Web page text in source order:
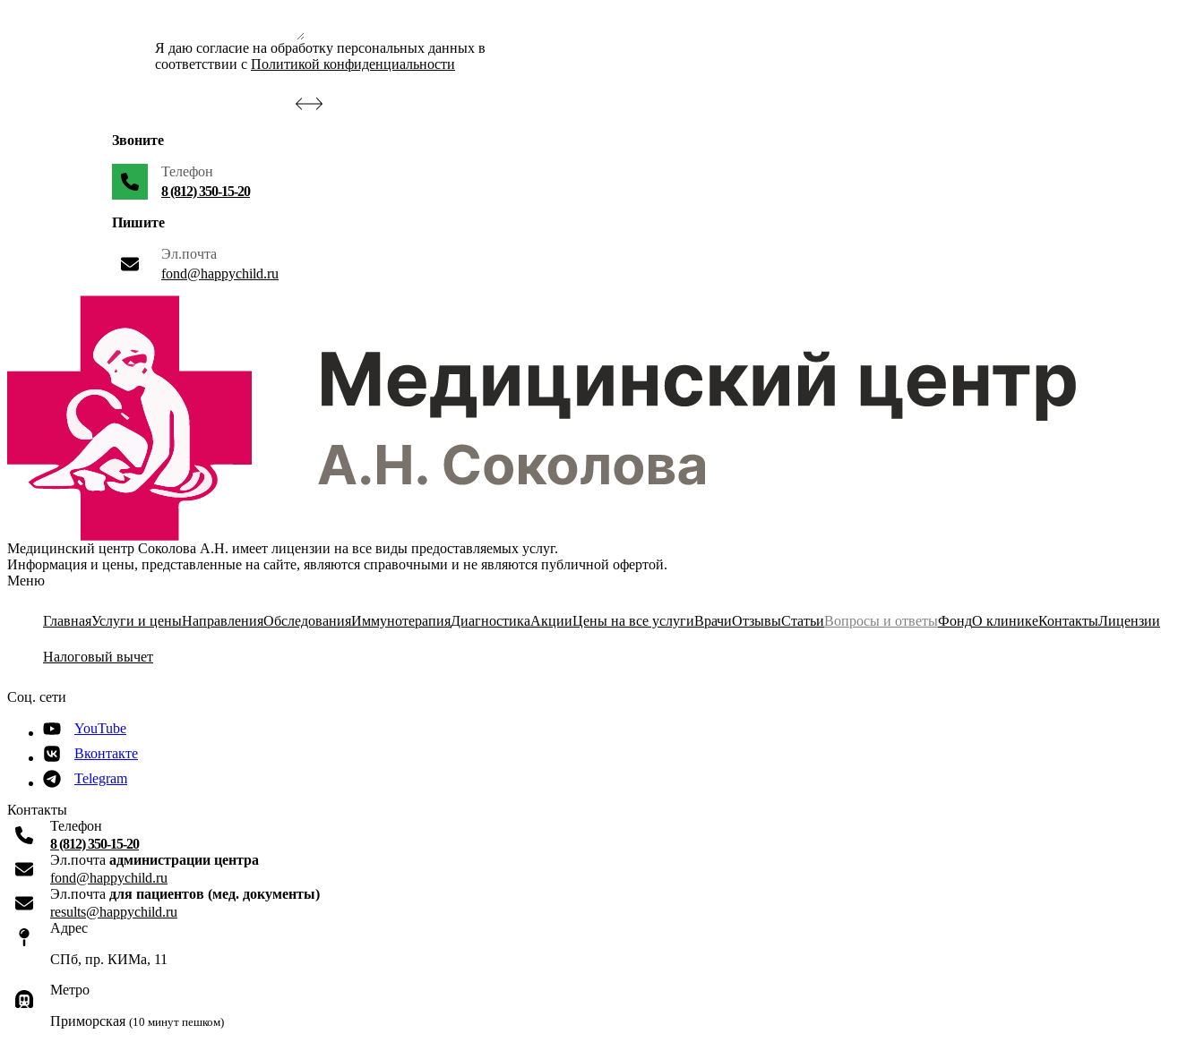
Я даю согласие на обработку персональных данных в
соответствии с Политикой конфиденциальности
Звоните
Телефон
8 (812) 350-15-20
Пишите
Эл.почта
fond@happychild.ru
Медицинский центр Соколова А.Н. имеет лицензии на все виды предоставляемых услуг.
Информация и цены, представленные на сайте, являются справочными и не являются публичной офертой.
Меню
ГлавнаяУслуги и ценыНаправленияОбследованияИммунотерапияДиагностикаАкцииЦены на все услугиВрачиОтзывыСтатьиВопросы и ответыФондО клиникеКонтактыЛицензии
Налоговый вычет
Соц. сети
YouTube
Вконтакте
Telegram
Контакты
Телефон
8 (812) 350-15-20
Эл.почта администрации центра
fond@happychild.ru
Эл.почта для пациентов (мед. документы)
results@happychild.ru
Адрес
СПб, пр. КИМа, 11
Метро
Приморская (10 минут пешком)